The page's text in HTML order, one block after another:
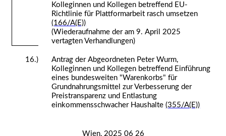
Kolleginnen und Kollegen betreffend EU­
Richtlinie für Plattformarbeit rasch umsetzen
(166/A(E))
(Wiederaufnahme der am 9. April 2025
vertagten Verhandlungen)
16.)
Antrag der Abgeordneten Peter Wurm,
Kolleginnen und Kollegen betreffend Einführung
eines bundesweiten "Warenkorbs" für
Grundnahrungsmittel zur Verbesserung der
Preistransparenz und Entlastung
einkommensschwacher Haushalte(355/A(E))
Wien, 2025 06 26